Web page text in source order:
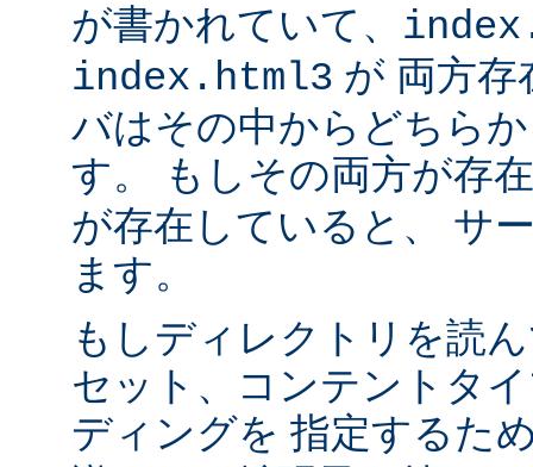
が書かれていて、
index.html3 が 両方存
バはその中からどちら
す。 もしその両方が存
が存在していると、 サ
ます。
もしディレクトリを読
セット、コンテントタ
ディングを 指定するた